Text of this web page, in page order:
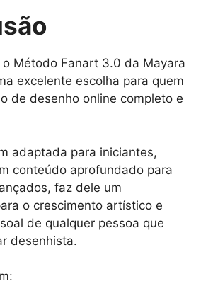
o Método Fanart 3.0 da Mayara
excelente escolha para quem
de desenho online completo e
adaptada para iniciantes,
conteúdo aprofundado para
faz dele um
o crescimento artístico e
de qualquer pessoa que
desenhista.